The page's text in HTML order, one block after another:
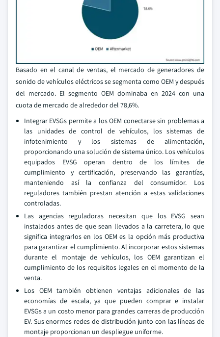
Basado en el canal de ventas, el mercado de generadores de
sonido de vehículos eléctricos se segmenta como OEM y después
del mercado. El segmento OEM dominaba en 2024 con una
cuota de mercado de alrededor del 78,6%.
Integrar EVSGs permite a los OEM conectarse sin problemas a
las unidades de control de vehículos, los sistemas de
infotenimiento y los sistemas de alimentación,
proporcionando una solución de sistema único. Los vehículos
equipados EVSG operan dentro de los límites de
cumplimiento y certificación, preservando las garantías,
manteniendo así la confianza del consumidor. Los
reguladores también prestan atención a estas validaciones
controladas.
Las agencias reguladoras necesitan que los EVSG sean
instalados antes de que sean llevados a la carretera, lo que
significa integrarlos en los OEM es la opción más productiva
para garantizar el cumplimiento. Al incorporar estos sistemas
durante el montaje de vehículos, los OEM garantizan el
cumplimiento de los requisitos legales en el momento de la
venta.
Los OEM también obtienen ventajas adicionales de las
economías de escala, ya que pueden comprar e instalar
EVSGs a un costo menor para grandes carreras de producción
EV. Sus enormes redes de distribución junto con las líneas de
montaje proporcionan un despliegue uniforme.